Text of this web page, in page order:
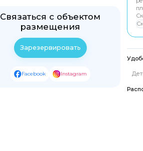
Связаться с объектом
размещения
Зарезервировать
Facebook Instagram